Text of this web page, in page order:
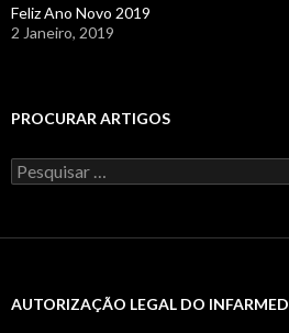
Feliz Ano Novo 2019
2 Janeiro, 2019
PROCURAR ARTIGOS
Pesquisar
por:
AUTORIZAÇÃO LEGAL DO INFARMED